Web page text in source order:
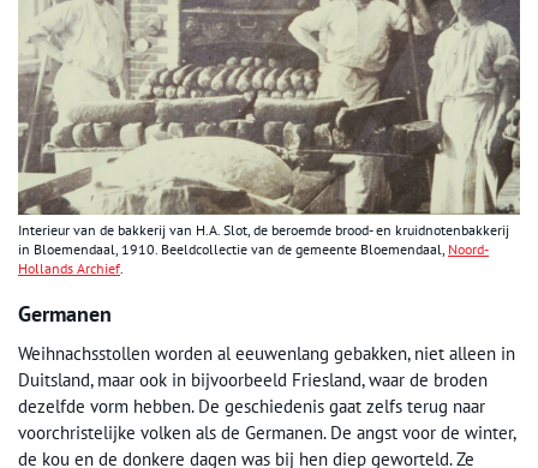
Interieur van de bakkerij van H.A. Slot, de beroemde brood- en kruidnotenbakkerij
in Bloemendaal, 1910. Beeldcollectie van de gemeente Bloemendaal, Noord-
Hollands Archief
Germanen
Weihnachsstollen worden al eeuwenlang gebakken, niet alleen in
Duitsland, maar ook in bijvoorbeeld Friesland, waar de broden
dezelfde vorm hebben. De geschiedenis gaat zelfs terug naar
voorchristelijke volken als de Germanen. De angst voor de winter,
de kou en de donkere dagen was bij hen diep geworteld. Ze